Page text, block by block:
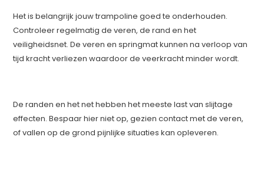
Het is belangrijk jouw trampoline goed te onderhouden.
Controleer regelmatig de veren, de rand en het
veiligheidsnet. De veren en springmat kunnen na verloop van
tijd kracht verliezen waardoor de veerkracht minder wordt.
De randen en het net hebben het meeste last van slijtage
effecten. Bespaar hier niet op, gezien contact met de veren,
of vallen op de grond pijnlijke situaties kan opleveren.